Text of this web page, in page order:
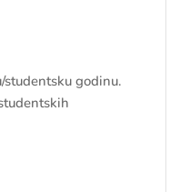
godinu.